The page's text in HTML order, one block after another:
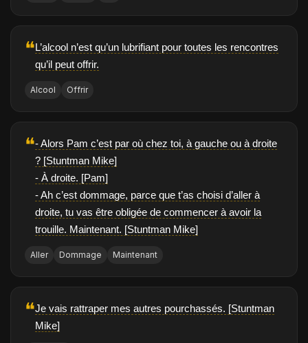
❝L’alcool n’est qu’un lubrifiant pour toutes les rencontres
qu’il peut offrir.
Alcool Offrir
❝- Alors Pam c’est par où chez toi, à gauche ou à droite
? [Stuntman Mike]
- À droite. [Pam]
- Ah c’est dommage, parce que t’as choisi d’aller à
droite, tu vas être obligée de commencer à avoir la
trouille. Maintenant. [Stuntman Mike]
Aller Dommage Maintenant
❝Je vais rattraper mes autres pourchassés. [Stuntman
Mike]